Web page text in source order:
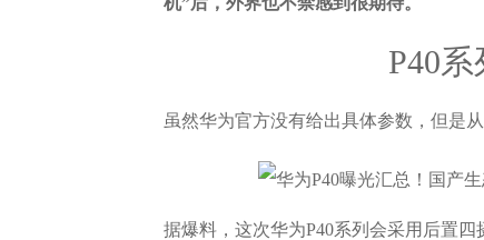
P40
虽然华为官方没有给出具体参数，但是
据爆料，这次华为P40系列会采用后置